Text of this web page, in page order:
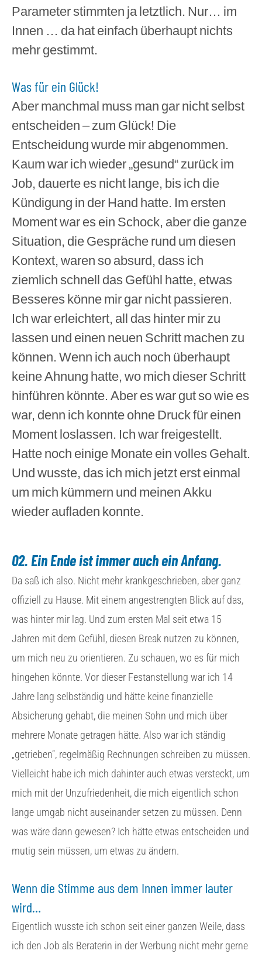
Parameter stimmten ja letztlich. Nur… im
Innen … da hat einfach überhaupt nichts
mehr gestimmt.
Was für ein Glück!
Aber manchmal muss man gar nicht selbst
entscheiden – zum Glück! Die
Entscheidung wurde mir abgenommen.
Kaum war ich wieder „gesund“ zurück im
Job, dauerte es nicht lange, bis ich die
Kündigung in der Hand hatte. Im ersten
Moment war es ein Schock, aber die ganze
Situation, die Gespräche rund um diesen
Kontext, waren so absurd, dass ich
ziemlich schnell das Gefühl hatte, etwas
Besseres könne mir gar nicht passieren.
Ich war erleichtert, all das hinter mir zu
lassen und einen neuen Schritt machen zu
können. Wenn ich auch noch überhaupt
keine Ahnung hatte, wo mich dieser Schritt
hinführen könnte. Aber es war gut so wie es
war, denn ich konnte ohne Druck für einen
Moment loslassen. Ich war freigestellt.
Hatte noch einige Monate ein volles Gehalt.
Und wusste, das ich mich jetzt erst einmal
um mich kümmern und meinen Akku
wieder aufladen konnte.
02. Ein Ende ist immer auch ein Anfang.
Da saß ich also. Nicht mehr krankgeschrieben, aber ganz
offiziell zu Hause. Mit einem angestrengten Blick auf das,
was hinter mir lag. Und zum ersten Mal seit etwa 15
Jahren mit dem Gefühl, diesen Break nutzen zu können,
um mich neu zu orientieren. Zu schauen, wo es für mich
hingehen könnte. Vor dieser Festanstellung war ich 14
Jahre lang selbständig und hätte keine finanzielle
Absicherung gehabt, die meinen Sohn und mich über
mehrere Monate getragen hätte. Also war ich ständig
„getrieben“, regelmäßig Rechnungen schreiben zu müssen.
Vielleicht habe ich mich dahinter auch etwas versteckt, um
mich mit der Unzufriedenheit, die mich eigentlich schon
lange umgab nicht auseinander setzen zu müssen. Denn
was wäre dann gewesen? Ich hätte etwas entscheiden und
mutig sein müssen, um etwas zu ändern.
Wenn die Stimme aus dem Innen immer lauter
wird…
Eigentlich wusste ich schon seit einer ganzen Weile, dass
ich den Job als Beraterin in der Werbung nicht mehr gerne